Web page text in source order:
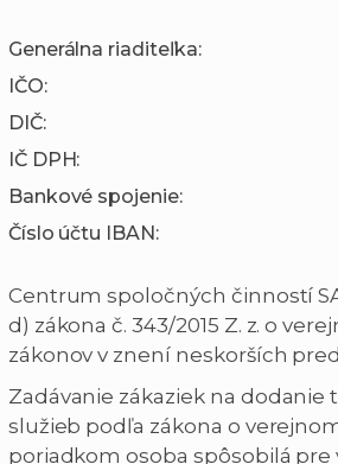
Generálna riaditeľka:
IČO:
DIČ:
IČ DPH:
Bankové spojenie:
Číslo účtu IBAN:
Centrum spoločných činností
d) zákona č. 343/2015 Z. z. o
zákonov v znení neskorších
Zadávanie zákaziek na
služieb podľa zákona o
poriadkom osoba spôsobilá